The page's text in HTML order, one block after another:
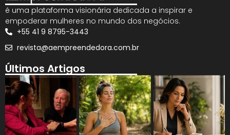
é uma plataforma visionária dedicada a inspirar e
empoderar mulheres no mundo dos negócios.
+55 41 9 8795-3443
revista@aempreendedora.com.br
Últimos Artigos